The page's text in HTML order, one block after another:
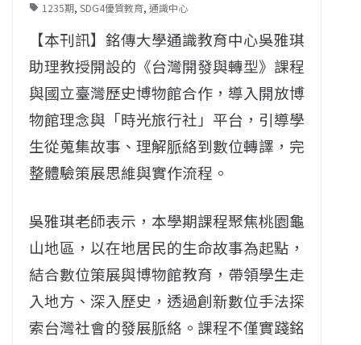
1235期, SDG4優質教育, 通識中心
【本刊訊】銘傳大學通識教育中心吳雅琪
助理教授開設的《台灣開發與轉型》課程
與國立臺灣歷史博物館合作，導入開放博
物館理念與「時光旅行社」平台，引導學
生從蒐集故事、理解脈絡到數位轉譯，完
整體驗策展思維與實作流程。
吳雅琪老師表示，本學期課程聚焦桃園龜
山地區，以在地居民的生命故事為起點，
結合數位策展與博物館教育，帶領學生走
入地方、深入歷史，透過創新數位手法探
索台灣社會的發展脈絡。課程不僅實踐銘